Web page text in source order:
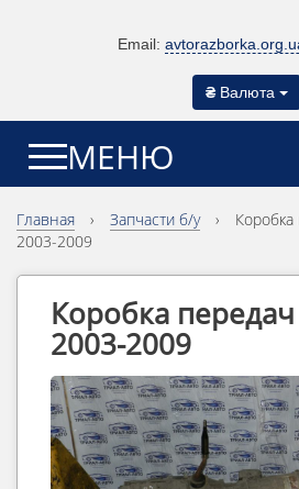
Email:
₴ Валюта
МЕНЮ
Главная › Запчасти б/у ›
2003-2009
Коробка
2003-2009